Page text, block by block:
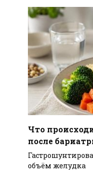
Что
после
объём желудка